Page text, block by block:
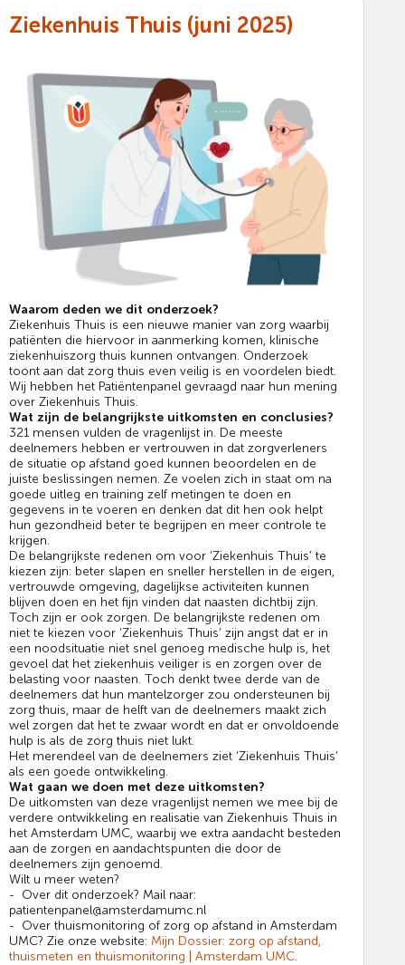
Ziekenhuis Thuis (juni 2025)
Waarom deden we dit onderzoek?
Ziekenhuis Thuis is een nieuwe manier van zorg waarbij
patiënten die hiervoor in aanmerking komen, klinische
ziekenhuiszorg thuis kunnen ontvangen. Onderzoek
toont aan dat zorg thuis even veilig is en voordelen biedt.
Wij hebben het Patiëntenpanel gevraagd naar hun mening
over Ziekenhuis Thuis.
Wat zijn de belangrijkste uitkomsten en conclusies?
321 mensen vulden de vragenlijst in. De meeste
deelnemers hebben er vertrouwen in dat zorgverleners
de situatie op afstand goed kunnen beoordelen en de
juiste beslissingen nemen. Ze voelen zich in staat om na
goede uitleg en training zelf metingen te doen en
gegevens in te voeren en denken dat dit hen ook helpt
hun gezondheid beter te begrijpen en meer controle te
krijgen.
De belangrijkste redenen om voor ‘Ziekenhuis Thuis’ te
kiezen zijn: beter slapen en sneller herstellen in de eigen,
vertrouwde omgeving, dagelijkse activiteiten kunnen
blijven doen en het fijn vinden dat naasten dichtbij zijn.
Toch zijn er ook zorgen. De belangrijkste redenen om
niet te kiezen voor ‘Ziekenhuis Thuis’ zijn angst dat er in
een noodsituatie niet snel genoeg medische hulp is, het
gevoel dat het ziekenhuis veiliger is en zorgen over de
belasting voor naasten. Toch denkt twee derde van de
deelnemers dat hun mantelzorger zou ondersteunen bij
zorg thuis, maar de helft van de deelnemers maakt zich
wel zorgen dat het te zwaar wordt en dat er onvoldoende
hulp is als de zorg thuis niet lukt.
Het merendeel van de deelnemers ziet ‘Ziekenhuis Thuis’
als een goede ontwikkeling.
Wat gaan we doen met deze uitkomsten?
De uitkomsten van deze vragenlijst nemen we mee bij de
verdere ontwikkeling en realisatie van Ziekenhuis Thuis in
het Amsterdam UMC, waarbij we extra aandacht besteden
aan de zorgen en aandachtspunten die door de
deelnemers zijn genoemd.
Wilt u meer weten?
- Over dit onderzoek? Mail naar:
patientenpanel@amsterdamumc.nl
- Over thuismonitoring of zorg op afstand in Amsterdam
UMC? Zie onze website: Mijn Dossier: zorg op afstand,
thuismeten en thuismonitoring | Amsterdam UMC.